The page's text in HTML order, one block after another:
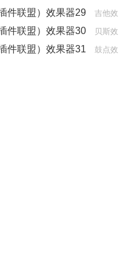
件联盟）效果器29
吉他效
件联盟）效果器30
贝斯效
件联盟）效果器31
鼓点效